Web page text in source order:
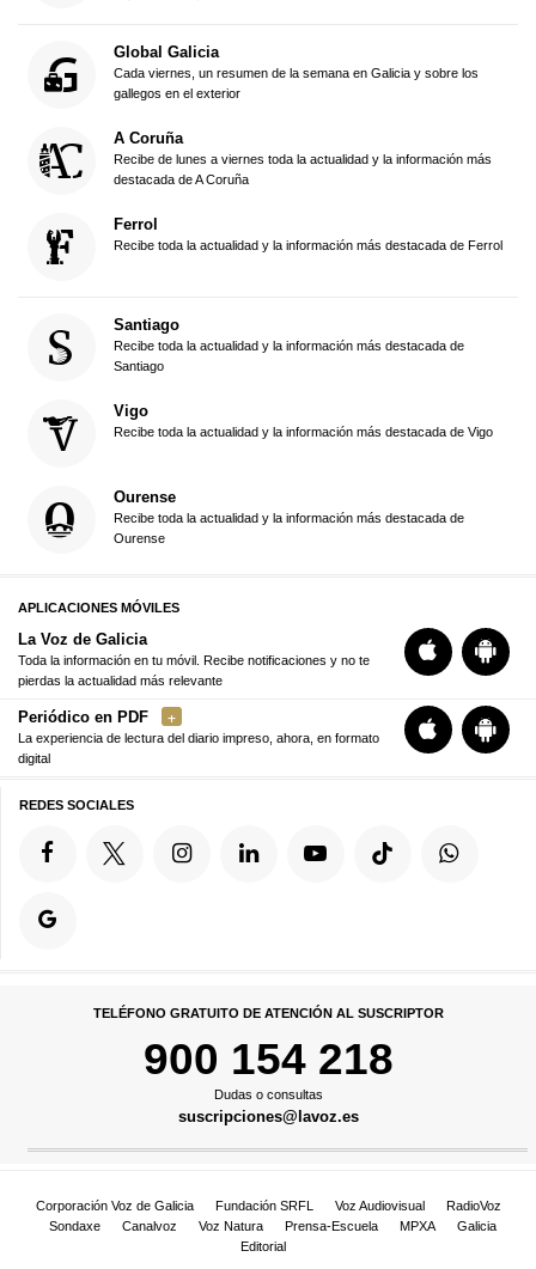
Global Galicia
Cada viernes, un resumen de la semana en Galicia y sobre los
gallegos en el exterior
A Coruña
Recibe de lunes a viernes toda la actualidad y la información más
destacada de A Coruña
Ferrol
Recibe toda la actualidad y la información más destacada de Ferrol
Santiago
Recibe toda la actualidad y la información más destacada de
Santiago
Vigo
Recibe toda la actualidad y la información más destacada de Vigo
Ourense
Recibe toda la actualidad y la información más destacada de
Ourense
APLICACIONES MÓVILES
La Voz de Galicia
Toda la información en tu móvil. Recibe notificaciones y no te
pierdas la actualidad más relevante
Periódico en PDF
La experiencia de lectura del diario impreso, ahora, en formato
digital
REDES SOCIALES
TELÉFONO GRATUITO DE ATENCIÓN AL SUSCRIPTOR
900 154 218
Dudas o consultas
suscripciones@lavoz.es
Corporación Voz de Galicia Fundación SRFL Voz Audiovisual
RadioVoz
Sondaxe
Canalvoz Voz Natura Prensa-Escuela MPXA
Galicia
Editorial